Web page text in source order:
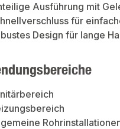
Ausführung mit
für
Design für lange